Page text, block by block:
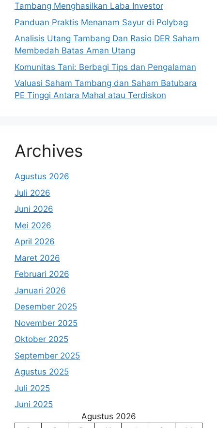
Tambang Menghasilkan Laba Investor
Panduan Praktis Menanam Sayur di Polybag
Analisis Utang Tambang Dan Rasio DER Saham
Membedah Batas Aman Utang
Komunitas Tani: Berbagi Tips dan Pengalaman
Valuasi Saham Tambang dan Saham Batubara
PE Tinggi Antara Mahal atau Terdiskon
Archives
Agustus 2026
Juli 2026
Juni 2026
Mei 2026
April 2026
Maret 2026
Februari 2026
Januari 2026
Desember 2025
November 2025
Oktober 2025
September 2025
Agustus 2025
Juli 2025
Juni 2025
Agustus 2026